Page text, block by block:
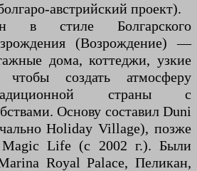
австрийский проект).
в стиле Болгарского
(Возрождение) —
дома, коттеджи, узкие
чтобы создать атмосферу
страны с
Основу составил Duni
Holiday Village), позже
Life (с 2002 г.). Были
Royal Palace, Пеликан,